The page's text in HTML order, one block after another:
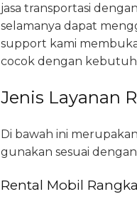
jasa transportasi
selamanya dapat
support kami
cocok dengan
Jenis Layanan
Di bawah ini
gunakan sesuai
Rental Mobil